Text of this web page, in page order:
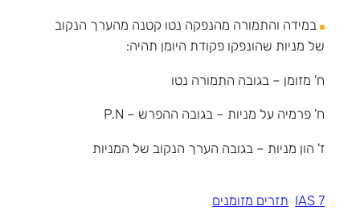
במידה והתמורה מהנפקה נטו קטנה מהערך הנקוב
של מניות שהונפקו פקודת היומן תהיה:
ח' מזומן – בגובה התמורה נטו
ח' פרמיה על מניות – בגובה ההפרש – P.N
ז' הון מניות – בגובה הערך הנקוב של המניות
IAS 7 תזרים מזומנים